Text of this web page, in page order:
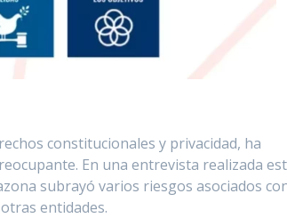
constitucionales y privacidad, ha
En una entrevista realizada
subrayó varios riesgos asociados
entidades.